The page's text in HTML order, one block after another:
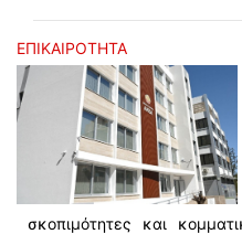
ΕΠΙΚΑΙΡΟΤΗΤΑ
σκοπιμότητες και